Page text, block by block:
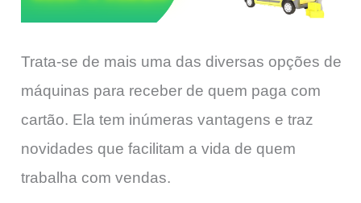
Trata-se de mais uma das diversas opções de
máquinas para receber de quem paga com
cartão. Ela tem inúmeras vantagens e traz
novidades que facilitam a vida de quem
trabalha com vendas.